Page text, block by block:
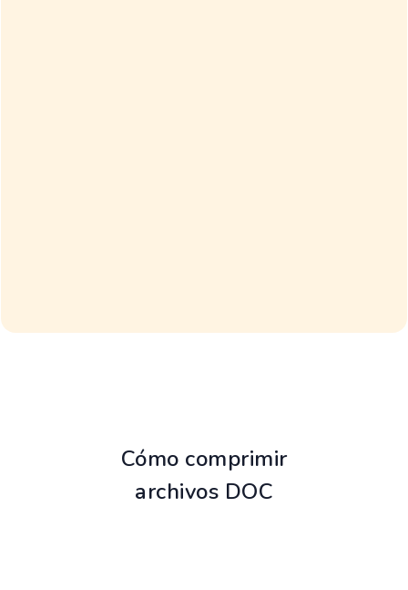
Cómo comprimir
archivos DOC